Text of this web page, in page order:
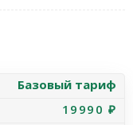
Базовый тариф
19990 ₽